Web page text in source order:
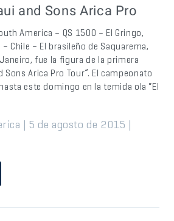
and Sons Arica Pro
America – QS 1500 – El Gringo,
Chile – El brasileño de Saquarema,
fue la figura de la primera
Sons Arica Pro Tour”. El campeonato
este domingo en la temida ola “El
| 5 de agosto de 2015 |